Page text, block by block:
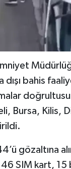
bahis
Bursa, Kilis,
gözaltına
SIM kart, 15